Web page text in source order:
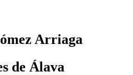
Arriaga
de Álava